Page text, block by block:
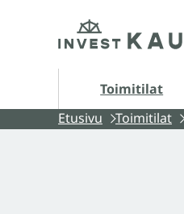
sisältöön
Etusivu
Toimitilat
Etusivu
Toimitilat